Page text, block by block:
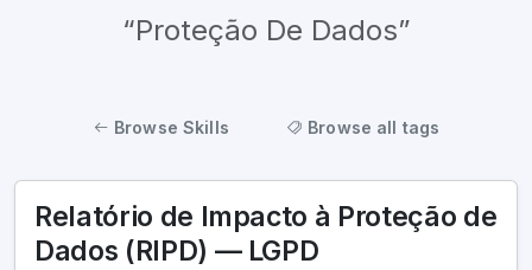
“Proteção De Dados”
Browse Skills Browse all tags
Relatório de Impacto à Proteção de
Dados (RIPD) — LGPD